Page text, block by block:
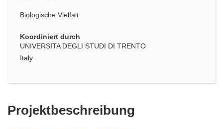
Biologische Vielfalt
Koordiniert durch
UNIVERSITA DEGLI STUDI DI TRENTO
Italy
Projektbeschreibung